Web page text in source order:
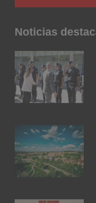
Noticias